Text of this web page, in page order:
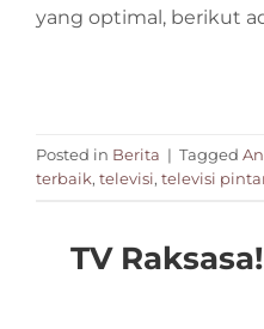
yang optimal, berikut
Posted in Berita | Tagged
terbaik, televisi, televisi
TV